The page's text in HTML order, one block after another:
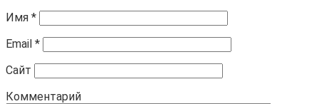
Имя *
Email *
Сайт
Комментарий